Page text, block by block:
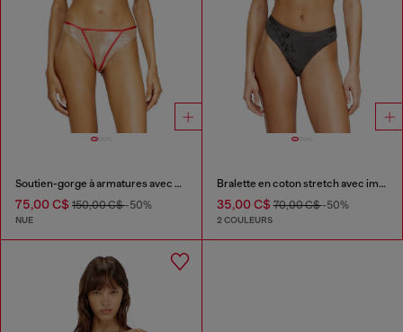
Soutien-gorge à armatures avec garnitures contrastées
75,00 C$ 150,00 C$-50%
NUE
Bralette en coton stretch avec imprimé métallisé
35,00 C$70,00 C$-50%
2 COULEURS